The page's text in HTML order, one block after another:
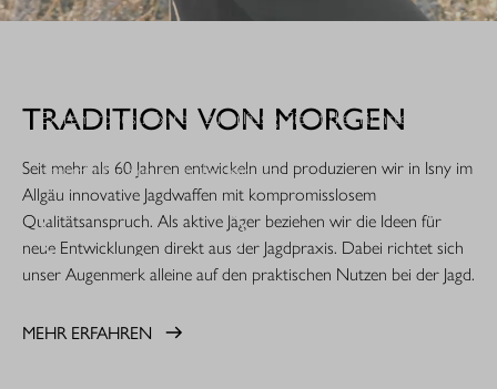
Extrem robust. Extrem zuverlässig: Sie ist die nächste
gemacht für den rauen Jagdeinsatz.
MEHR ERFAHREN
TRADITION VON MORGEN
Seit mehr als 60 Jahren entwickeln und produzieren wir in Isny im
Allgäu innovative Jagdwaffen mit kompromisslosem
Qualitätsanspruch. Als aktive Jäger beziehen wir die Ideen für
neue Entwicklungen direkt aus der Jagdpraxis. Dabei richtet sich
unser Augenmerk alleine auf den praktischen Nutzen bei der Jagd.
MEHR ERFAHREN